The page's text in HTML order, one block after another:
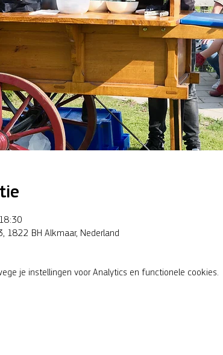
1822 BH Alkmaar, Nederland
je instellingen voor Analytics en functionele cookies.